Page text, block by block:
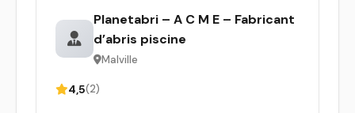
Planetabri – A C M E – Fabricant
d’abris piscine
Malville
4,5(2)